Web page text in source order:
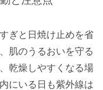
ぎと日焼け止めを省
肌のうるおいを守る
乾燥しやすくなる場
にいる日も紫外線は